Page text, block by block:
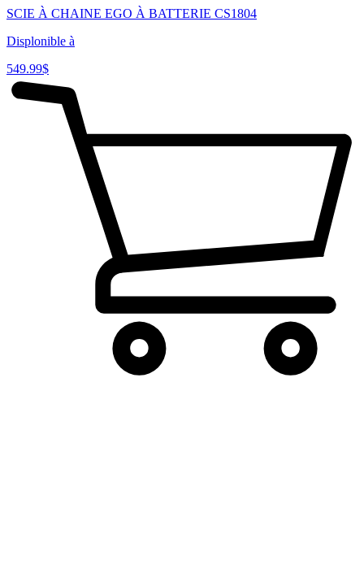
SCIE À CHAINE EGO À BATTERIE CS1804
Displonible à
549.99$